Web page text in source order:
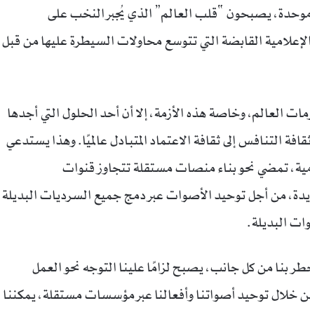
يصبحون “قلب العالم” الذي يُجبر النخب على
القابضة التي تتوسع محاولات السيطرة عليها من قبل
العالم، وخاصة هذه الأزمة، إلا أن أحد الحلول التي أجدها
التنافس إلى ثقافة الاعتماد المتبادل عالميًا. وهذا يستدعي
تمضي نحو بناء منصات مستقلة تتجاوز قنوات
من أجل توحيد الأصوات عبر دمج جميع السرديات البديلة
البديلة.
بنا من كل جانب، يصبح لزامًا علينا التوجه نحو العمل
خلال توحيد أصواتنا وأفعالنا عبر مؤسسات مستقلة، يمكننا